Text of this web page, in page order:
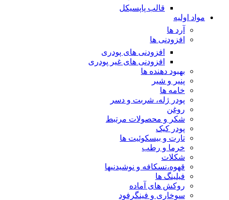
قالب پاپسیکل
مواد اولیه
آرد ها
افزودنی ها
افزودنی های پودری
افزودنی های غیر پودری
بهبود دهنده ها
پنیر و شیر
خامه ها
پودر ژله، شربت و دسر
روغن
شکر و محصولات مرتبط
پودر کیک
تارت و بیسکوئیت ها
خرما و رطب
شکلات
قهوه،نسکافه و نوشیدنیها
فیلینگ ها
روکش های آماده
سوخاری و فینگرفود